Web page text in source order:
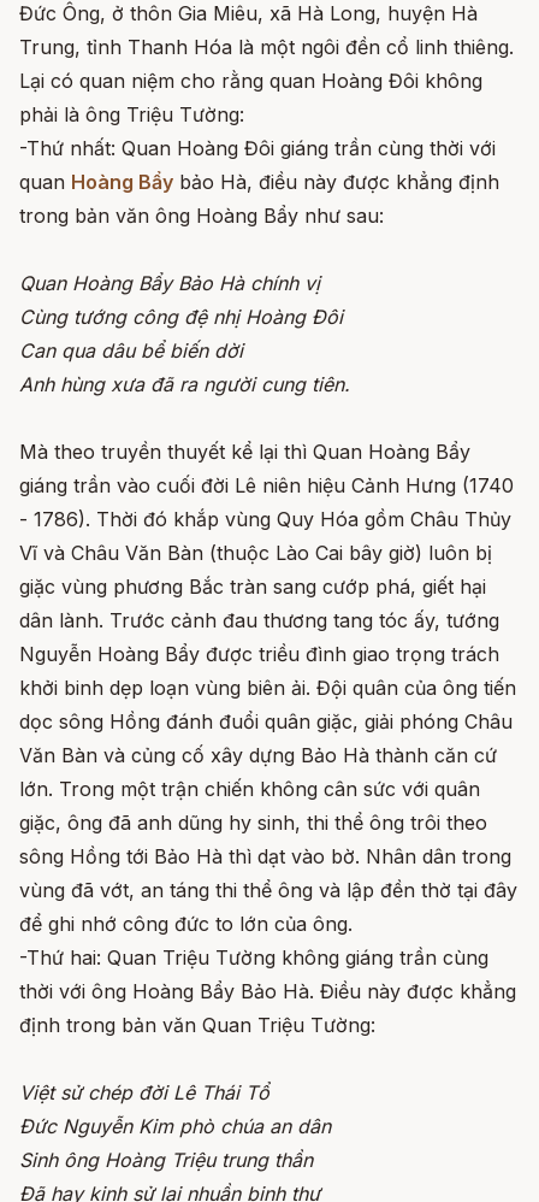
Đức Ông, ở thôn Gia Miêu, xã Hà Long, huyện Hà
Trung, tỉnh Thanh Hóa là một ngôi đền cổ linh thiêng.
Lại có quan niệm cho rằng quan Hoàng Đôi không
phải là ông Triệu Tường:
-Thứ nhất: Quan Hoàng Đôi giáng trần cùng thời với
quan Hoàng Bẩy bảo Hà, điều này được khẳng định
trong bản văn ông Hoàng Bẩy như sau:
Quan Hoàng Bẩy Bảo Hà chính vị
Cùng tướng công đệ nhị Hoàng Đôi
Can qua dâu bể biến dời
Anh hùng xưa đã ra người cung tiên.
Mà theo truyền thuyết kể lại thì Quan Hoàng Bẩy
giáng trần vào cuối đời Lê niên hiệu Cảnh Hưng (1740
- 1786). Thời đó khắp vùng Quy Hóa gồm Châu Thủy
Vĩ và Châu Văn Bàn (thuộc Lào Cai bây giờ) luôn bị
giặc vùng phương Bắc tràn sang cướp phá, giết hại
dân lành. Trước cảnh đau thương tang tóc ấy, tướng
Nguyễn Hoàng Bẩy được triều đình giao trọng trách
khởi binh dẹp loạn vùng biên ải. Đội quân của ông tiến
dọc sông Hồng đánh đuổi quân giặc, giải phóng Châu
Văn Bàn và củng cố xây dựng Bảo Hà thành căn cứ
lớn. Trong một trận chiến không cân sức với quân
giặc, ông đã anh dũng hy sinh, thi thể ông trôi theo
sông Hồng tới Bảo Hà thì dạt vào bờ. Nhân dân trong
vùng đã vớt, an táng thi thể ông và lập đền thờ tại đây
để ghi nhớ công đức to lớn của ông.
-Thứ hai: Quan Triệu Tường không giáng trần cùng
thời với ông Hoàng Bẩy Bảo Hà. Điều này được khẳng
định trong bản văn Quan Triệu Tường:
Việt sử chép đời Lê Thái Tổ
Đức Nguyễn Kim phò chúa an dân
Sinh ông Hoàng Triệu trung thần
Đã hay kinh sử lại nhuần binh thư